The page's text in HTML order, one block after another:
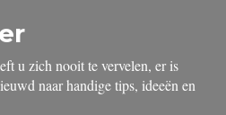
u zich nooit te vervelen, er is
naar handige tips, ideeën en